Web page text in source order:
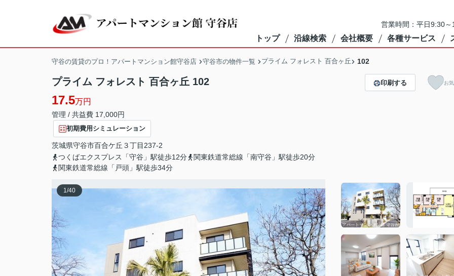
営業時間：平日9:30
トップ 沿線検索 会社概要 各種サービス
守谷の賃貸のプロ！アパートマンション館守谷店 守谷市の物件一覧 プライム フォレスト 百合ヶ丘 102
プライム フォレスト 百合ヶ丘 102
17.5万円
管理 / 共益費 17,000円
初期費用シミュレーション
茨城県守谷市百合ケ丘 ３丁目237-2
つくばエクスプレス「守谷」駅徒歩12分
関東鉄道常総線「南守谷」駅徒歩20分
関東鉄道常総線「戸頭」駅徒歩34分
印刷する お
1/40